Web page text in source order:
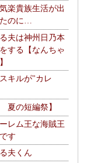
楽貴族生活が出
のに…
夫は神州日乃本
する【なんちゃ
キルが"カレ
夏の短編祭】
レム王な海賊王
す
夫くん